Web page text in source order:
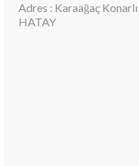
Adres : Karaağaç
HATAY